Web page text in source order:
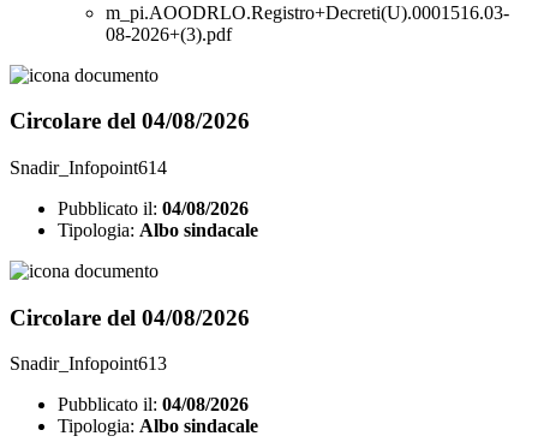
m_pi.AOODRLO.Registro+Decreti(U).0001516.03-
08-2026+(3).pdf
Circolare del 04/08/2026
Snadir_Infopoint614
Pubblicato il: 04/08/2026
Tipologia: Albo sindacale
Circolare del 04/08/2026
Snadir_Infopoint613
Pubblicato il: 04/08/2026
Tipologia: Albo sindacale